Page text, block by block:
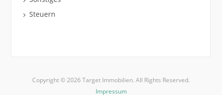
Steuern
Copyright © 2026 Target Immobilien. All Rights Reserved.
Impressum